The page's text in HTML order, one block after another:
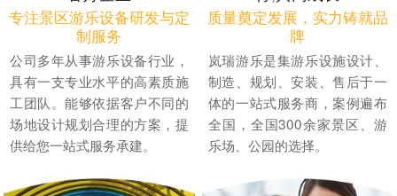
专注景区游乐设备研发与定
制服务
公司多年从事游乐设备行业，
具有一支专业水平的高素质施
工团队。能够依据客户不同的
场地设计规划合理的方案，提
供给您一站式服务承建。
质量奠定发展，实力铸就品
牌
岚瑞游乐是集游乐设施设计、
制造、规划、安装、售后于一
体的一站式服务商，案例遍布
全国，全国300余家景区、游
乐场、公园的选择。